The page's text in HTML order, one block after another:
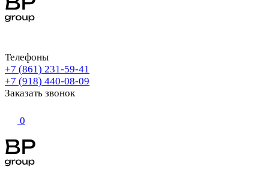
Телефоны
+7 (861) 231-59-41
+7 (918) 440-08-09
Заказать звонок
0